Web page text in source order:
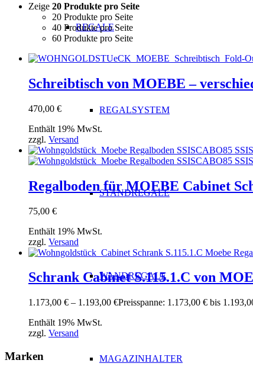
REGALE
REGALSYSTEM
STANDREGALE
WANDREGALE
MAGAZINHALTER
Zeige 20 Produkte pro Seite
20 Produkte pro Seite
40 Produkte pro Seite
60 Produkte pro Seite
Schreibtisch von MOEBE –
470,00 €
Enthält 19% MwSt.
zzgl. Versand
Regalboden für MOEBE Cabinet
75,00 €
Enthält 19% MwSt.
zzgl. Versand
Schrank Cabinet S.115.1.C von
1.173,00 € – 1.193,00 €Preisspanne: 1.173,00 € bis
Enthält 19% MwSt.
zzgl. Versand
Marken